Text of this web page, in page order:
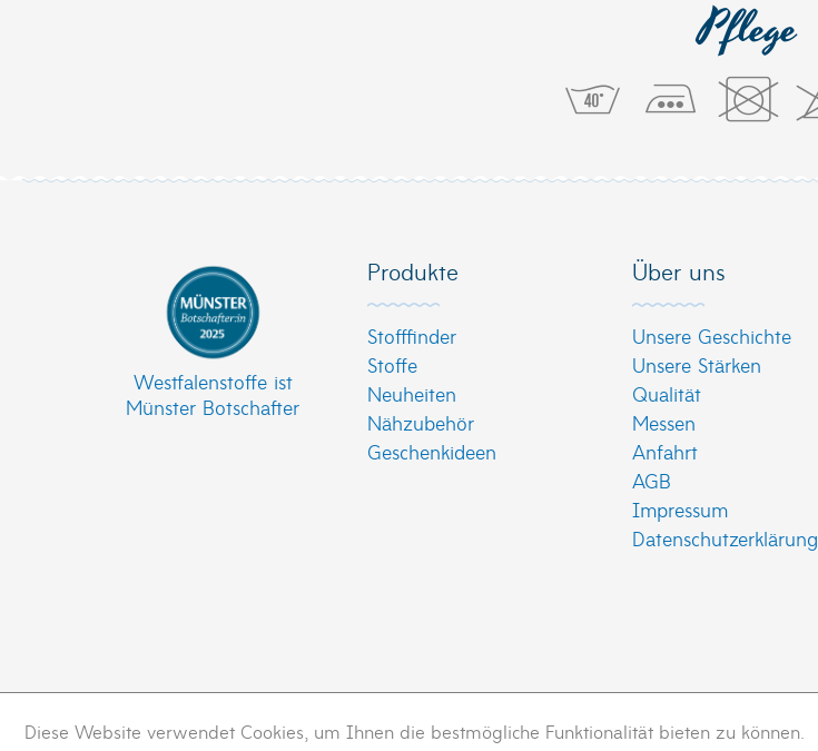
Pflege
Westfalenstoffe ist
Münster Botschafter
Produkte
Stofffinder
Stoffe
Neuheiten
Nähzubehör
Geschenkideen
Über uns
Unsere Geschichte
Unsere Stärken
Qualität
Messen
Anfahrt
AGB
Impressum
Datenschutzerklärung
Diese Website verwendet Cookies, um Ihnen die bestmögliche Funktionalität bieten zu können.